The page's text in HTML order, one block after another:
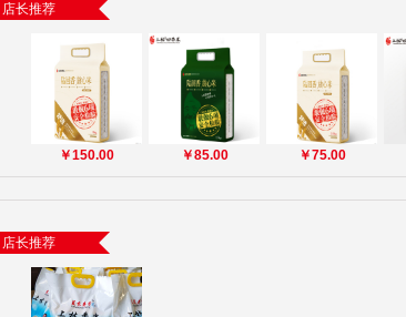
店长推荐
￥150.00 ￥85.00 ￥75.00
店长推荐